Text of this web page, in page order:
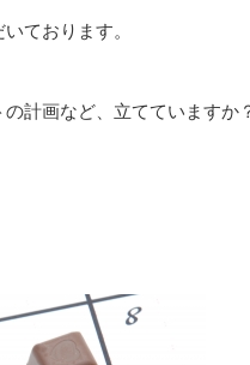
ております。
計画など、立てていますか